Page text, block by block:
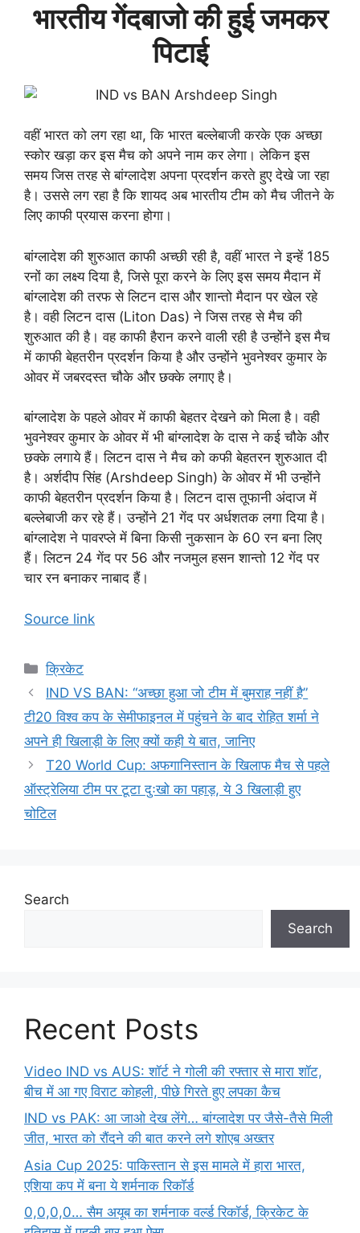
भारतीय गेंदबाजो की हुई जमकर
पिटाई
वहीं भारत को लग रहा था, कि भारत बल्लेबाजी करके एक अच्छा
स्कोर खड़ा कर इस मैच को अपने नाम कर लेगा। लेकिन इस
समय जिस तरह से बांग्लादेश अपना प्रदर्शन करते हुए देखे जा रहा
है। उससे लग रहा है कि शायद अब भारतीय टीम को मैच जीतने के
लिए काफी प्रयास करना होगा।
बांग्लादेश की शुरुआत काफी अच्छी रही है, वहीं भारत ने इन्हें 185
रनों का लक्ष्य दिया है, जिसे पूरा करने के लिए इस समय मैदान में
बांग्लादेश की तरफ से लिटन दास और शान्तो मैदान पर खेल रहे
है। वही लिटन दास (Liton Das) ने जिस तरह से मैच की
शुरुआत की है। वह काफी हैरान करने वाली रही है उन्होंने इस मैच
में काफी बेहतरीन प्रदर्शन किया है और उन्होंने भुवनेश्वर कुमार के
ओवर में जबरदस्त चौके और छक्के लगाए है।
बांग्लादेश के पहले ओवर में काफी बेहतर देखने को मिला है। वही
भुवनेश्वर कुमार के ओवर में भी बांग्लादेश के दास ने कई चौके और
छक्के लगाये हैं। लिटन दास ने मैच को कफी बेहतरन शुरुआत दी
है। अर्शदीप सिंह (Arshdeep Singh) के ओवर में भी उन्होंने
काफी बेहतरीन प्रदर्शन किया है। लिटन दास तूफानी अंदाज में
बल्लेबाजी कर रहे हैं। उन्होंने 21 गेंद पर अर्धशतक लगा दिया है।
बांग्लादेश ने पावरप्ले में बिना किसी नुकसान के 60 रन बना लिए
हैं। लिटन 24 गेंद पर 56 और नजमुल हसन शान्तो 12 गेंद पर
चार रन बनाकर नाबाद हैं।
Source link
Categories
क्रिकेट
IND VS BAN: “अच्छा हुआ जो टीम में बुमराह नहीं है”
टी20 विश्व कप के सेमीफाइनल में पहुंचने के बाद रोहित शर्मा ने
अपने ही खिलाड़ी के लिए क्यों कही ये बात, जानिए
T20 World Cup: अफगानिस्तान के खिलाफ मैच से पहले
ऑस्ट्रेलिया टीम पर टूटा दुःखो का पहाड़, ये 3 खिलाड़ी हुए
चोटिल
Search
Search
Recent Posts
Video IND vs AUS: शॉर्ट ने गोली की रफ्तार से मारा शॉट,
बीच में आ गए विराट कोहली, पीछे गिरते हुए लपका कैच
IND vs PAK: आ जाओ देख लेंगे… बांग्लादेश पर जैसे-तैसे मिली
जीत, भारत को रौंदने की बात करने लगे शोएब अख्तर
Asia Cup 2025: पाकिस्तान से इस मामले में हारा भारत,
एशिया कप में बना ये शर्मनाक रिकॉर्ड
0,0,0,0… सैम अयूब का शर्मनाक वर्ल्ड रिकॉर्ड, क्रिकेट के